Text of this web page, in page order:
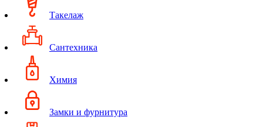
Такелаж
Сантехника
Химия
Замки и фурнитура